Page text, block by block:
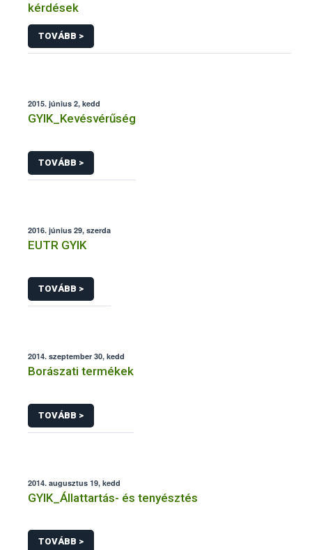
kérdések
TOVÁBB >
2015. június 2, kedd
GYIK_Kevésvérűség
TOVÁBB >
2016. június 29, szerda
EUTR GYIK
TOVÁBB >
2014. szeptember 30, kedd
Borászati termékek
TOVÁBB >
2014. augusztus 19, kedd
GYIK_Állattartás- és tenyésztés
TOVÁBB >